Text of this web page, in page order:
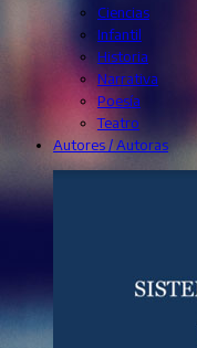
Ciencias
Infantil
Historia
Narrativa
Poesía
Teatro
Autores / Autoras